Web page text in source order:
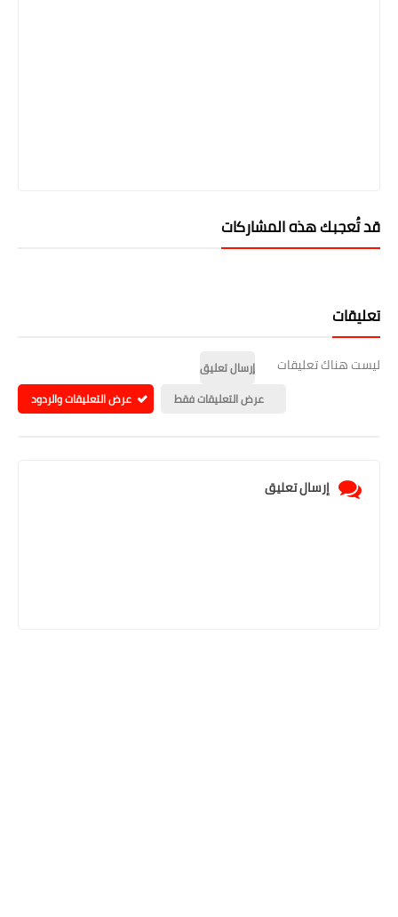
قد تُعجبك هذه المشاركات
تعليقات
ليست هناك تعليقات
إرسال تعليق
عرض التعليقات فقط
عرض التعليقات والردود
إرسال تعليق